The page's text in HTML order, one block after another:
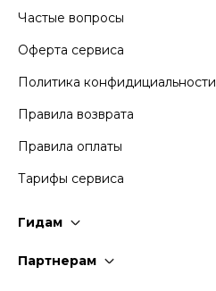
Частые вопросы
Оферта сервиса
Политика конфидициальности
Правила возврата
Правила оплаты
Тарифы сервиса
Гидам
Партнерам